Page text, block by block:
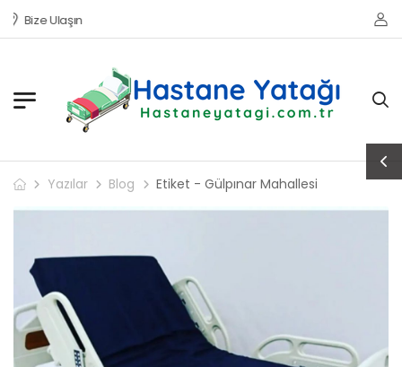
Bize Ulaşın
Yazılar Blog Etiket - Gülpınar Mahallesi